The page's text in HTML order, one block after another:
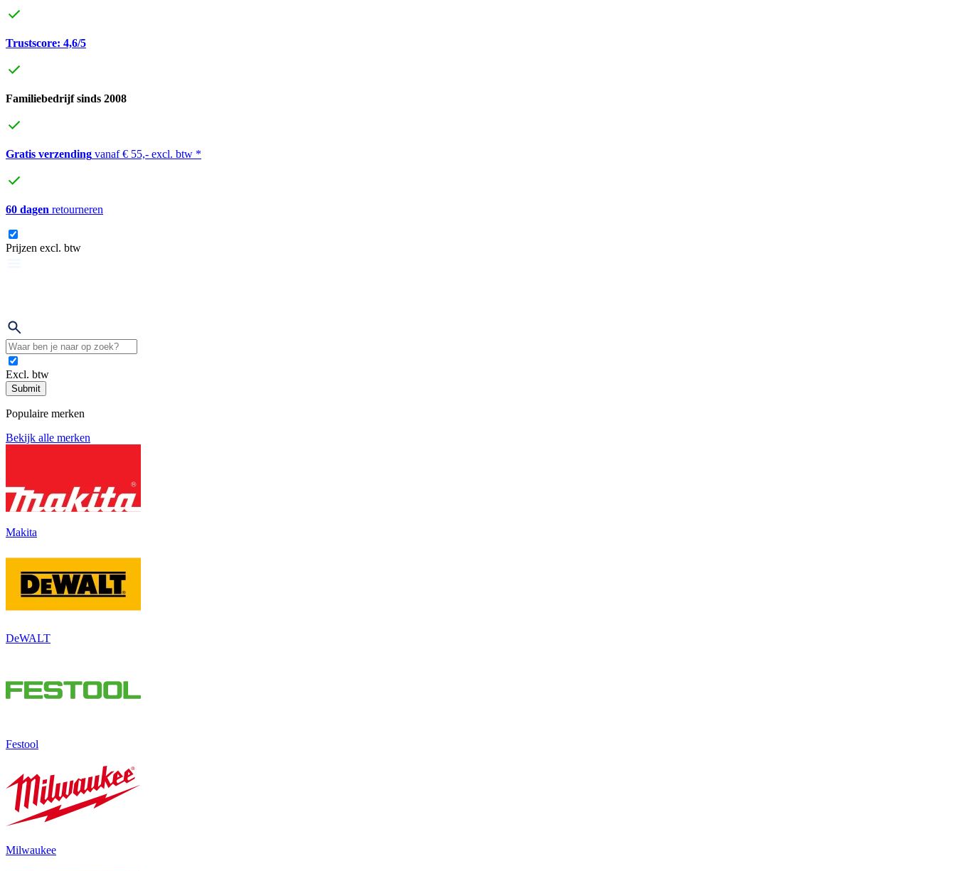
Trustscore: 4,6/5
Familiebedrijf sinds 2008
Gratis verzending vanaf € 55,- excl. btw *
60 dagen retourneren
Prijzen excl. btw
Excl. btw
Submit
Populaire merken
Bekijk alle merken
Makita
DeWALT
Festool
Milwaukee